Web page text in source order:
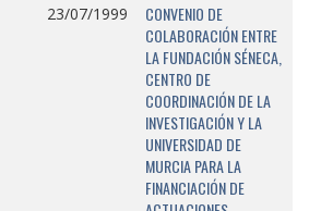
23/07/1999
CONVENIO DE
COLABORACIÓN ENTRE
LA FUNDACIÓN SÉNECA,
CENTRO DE
COORDINACIÓN DE LA
INVESTIGACIÓN Y LA
UNIVERSIDAD DE
MURCIA PARA LA
FINANCIACIÓN DE